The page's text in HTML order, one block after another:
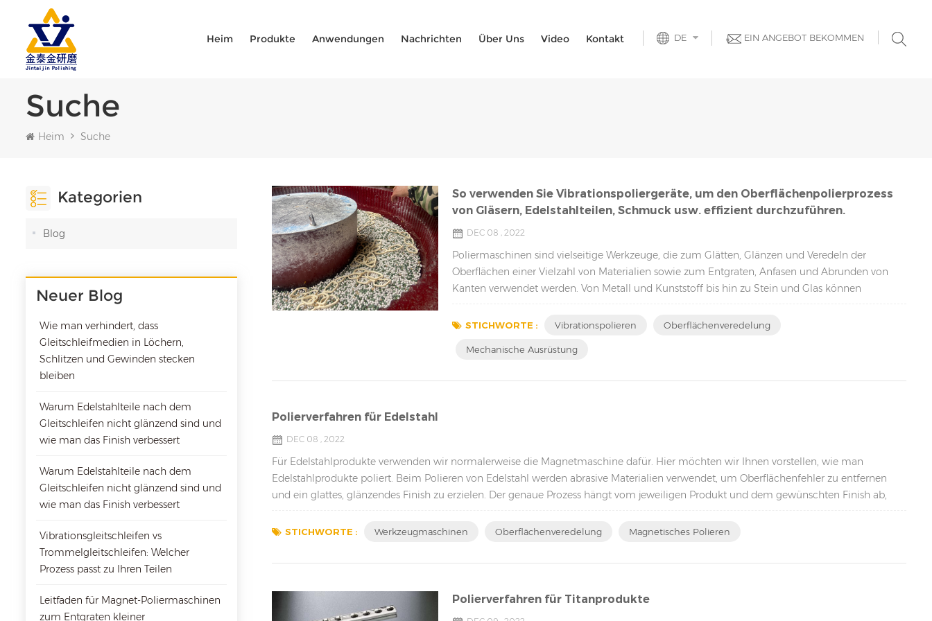
EIN ANGEBOT BEKOMMEN
DE
Heim Produkte Anwendungen Nachrichten Über Uns Video Kontakt
Suche
Heim Suche
Kategorien
Blog
Neuer Blog
Wie man verhindert, dass
Gleitschleifmedien in Löchern,
Schlitzen und Gewinden stecken
bleiben
Warum Edelstahlteile nach dem
Gleitschleifen nicht glänzend sind und
wie man das Finish verbessert
Warum Edelstahlteile nach dem
Gleitschleifen nicht glänzend sind und
wie man das Finish verbessert
Vibrationsgleitschleifen vs
Trommelgleitschleifen: Welcher
Prozess passt zu Ihren Teilen
Leitfaden für Magnet-Poliermaschinen
zum Entgraten kleiner
So verwenden Sie Vibrationspoliergeräte, um den Oberflächenpolierprozess
von Gläsern, Edelstahlteilen, Schmuck usw. effizient durchzuführen.
DEC 08 , 2022
Poliermaschinen sind vielseitige Werkzeuge, die zum Glätten, Glänzen und Veredeln der
Oberflächen einer Vielzahl von Materialien sowie zum Entgraten, Anfasen und Abrunden von
Kanten verwendet werden. Von Metall und Kunststoff bis hin zu Stein und Glas können
Materialien zu verbessern, was sie zu einem unverzic...
STICHWORTE : Vibrationspolieren Oberflächenveredelung
Mechanische Ausrüstung
Polierverfahren für Edelstahl
DEC 08 , 2022
Für Edelstahlprodukte verwenden wir normalerweise die Magnetmaschine dafür. Hier möchten wir Ihnen vorstellen, wie man
Edelstahlprodukte poliert. Beim Polieren von Edelstahl werden abrasive Materialien verwendet, um Oberflächenfehler zu entfernen
und ein glattes, glänzendes Finish zu erzielen. Der genaue Prozess hängt vom jeweiligen Produkt und dem gewünschten Finish ab,
STICHWORTE : Werkzeugmaschinen Oberflächenveredelung Magnetisches Polieren
Polierverfahren für Titanprodukte